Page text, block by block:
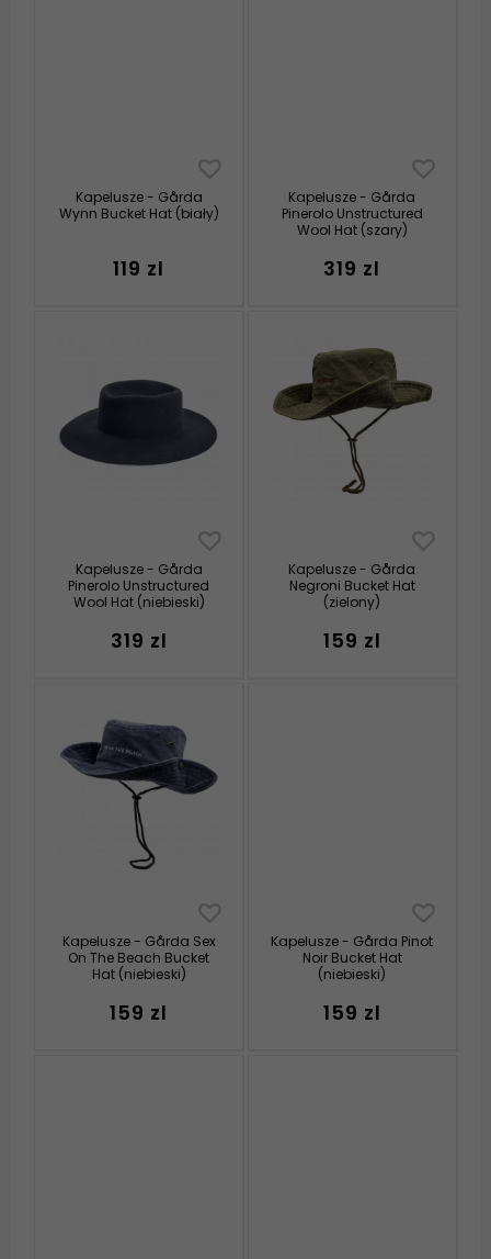
Kapelusze - Gårda
Wynn Bucket Hat (biały)
119 zl
Kapelusze - Gårda
Pinerolo Unstructured
Wool Hat (szary)
319 zl
Kapelusze - Gårda
Pinerolo Unstructured
Wool Hat (niebieski)
319 zl
Kapelusze - Gårda
Negroni Bucket Hat
(zielony)
159 zl
Kapelusze - Gårda Sex
On The Beach Bucket
Hat (niebieski)
159 zl
Kapelusze - Gårda Pinot
Noir Bucket Hat
(niebieski)
159 zl